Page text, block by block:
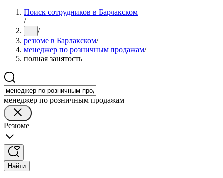
Поиск сотрудников в Барлакском
/
... /
резюме в Барлакском/
менеджер по розничным продажам/
полная занятость
менеджер по розничным продажам
Резюме
Найти